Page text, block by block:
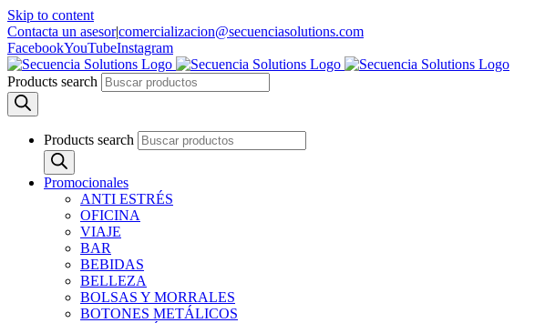
Skip to content
Contacta un asesor|comercializacion@secuenciasolutions.com
FacebookYouTubeInstagram
Products search
Products search
Promocionales
ANTI ESTRÉS
OFICINA
VIAJE
BAR
BEBIDAS
BELLEZA
BOLSAS Y MORRALES
BOTONES METÁLICOS